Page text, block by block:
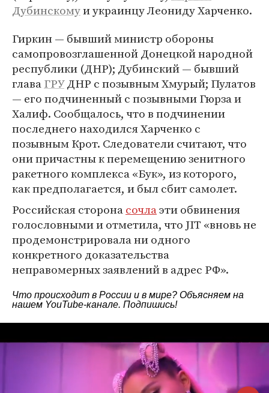
Дубинскомуи украинцу Леониду Харченко.
Гиркин — бывший министр обороны
самопровозглашенной Донецкой народной
республики (ДНР); Дубинский — бывший
главаГРУДНР с позывным Хмурый; Пулатов
— его подчиненный с позывными Гюрза и
Халиф. Сообщалось, что в подчинении
последнего находился Харченко с
позывным Крот. Следователи считают, что
они причастны к перемещению зенитного
ракетного комплекса «Бук», из которого,
как предполагается, и был сбит самолет.
Российская сторонасочлаэти обвинения
голословными и отметила, что JIT «вновь не
продемонстрировала ни одного
конкретного доказательства
неправомерных заявлений в адрес РФ».
Что происходит в России и в мире? Объясняем на
нашем YouTube-канале. Подпишись!